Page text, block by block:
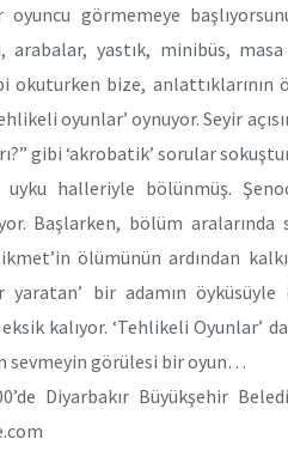
görmemeye
arabalar, yastık, minibüs,
okuturken bize, anlattıklarının
oyunlar’ oynuyor. Seyir
gibi ‘akrobatik’ sorular
uyku halleriyle bölünmüş.
Başlarken, bölüm
ölümünün ardından
yaratan’ bir adamın
kalıyor. ‘Tehlikeli Oyunlar’
sevmeyin görülesi bir oyun…
Diyarbakır Büyükşehir